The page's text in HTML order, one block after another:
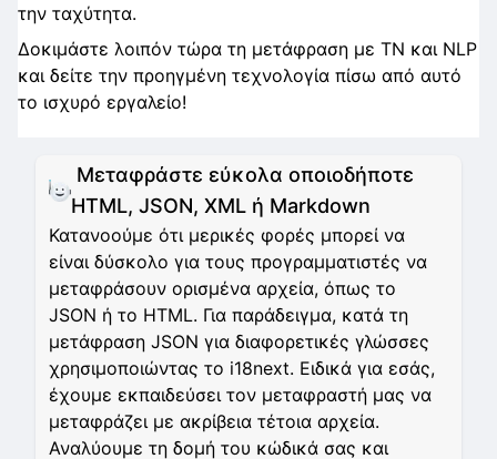
την ταχύτητα.
Δοκιμάστε λοιπόν τώρα τη μετάφραση με ΤΝ και NLP
και δείτε την προηγμένη τεχνολογία πίσω από αυτό
το ισχυρό εργαλείο!
Μεταφράστε εύκολα οποιοδήποτε
HTML, JSON, XML ή Markdown
Κατανοούμε ότι μερικές φορές μπορεί να
είναι δύσκολο για τους προγραμματιστές να
μεταφράσουν ορισμένα αρχεία, όπως το
JSON ή το HTML. Για παράδειγμα, κατά τη
μετάφραση JSON για διαφορετικές γλώσσες
χρησιμοποιώντας το i18next. Ειδικά για εσάς,
έχουμε εκπαιδεύσει τον μεταφραστή μας να
μεταφράζει με ακρίβεια τέτοια αρχεία.
Αναλύουμε τη δομή του κώδικά σας και